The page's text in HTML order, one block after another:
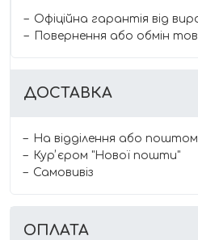
Офіційна гарантія від
Повернення або обмін
ДОСТАВКА
На відділення або
Курʼєром "Нової пошти"
Самовивіз
ОПЛАТА